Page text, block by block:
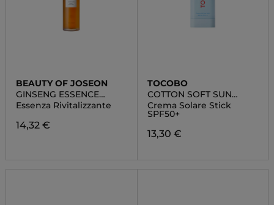
BEAUTY OF JOSEON
GINSENG ESSENCE
WATER
Essenza Rivitalizzante
14,32 €
TOCOBO
COTTON SOFT SUN
STICK SPF50+
Crema Solare Stick
SPF50+
13,30 €